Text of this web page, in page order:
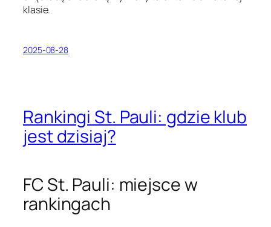
klasie.
2025-08-28
Rankingi St. Pauli: gdzie klub
jest dzisiaj?
FC St. Pauli: miejsce w
rankingach